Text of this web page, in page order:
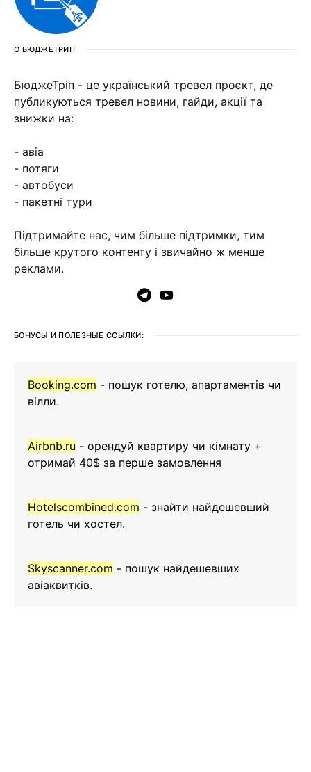
О БЮДЖЕТРИП
БюджеТріп - це український тревел проєкт, де
публикуються тревел новини, гайди, акції та
знижки на:
- авіа
- потяги
- автобуси
- пакетні тури
Підтримайте нас, чим більше підтримки, тим
більше крутого контенту і звичайно ж менше
реклами.
БОНУСЫ И ПОЛЕЗНЫЕ ССЫЛКИ:
Booking.com - пошук готелю, апартаментів чи
вілли.
Airbnb.ru - орендуй квартиру чи кімнату +
отримай 40$ за перше замовлення
Hotelscombined.com - знайти найдешевший
готель чи хостел.
Skyscanner.com - пошук найдешевших
авіаквитків.